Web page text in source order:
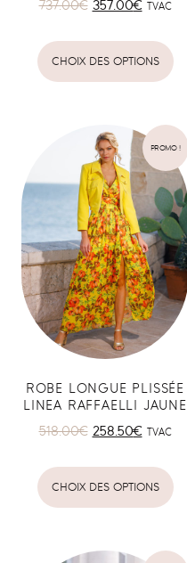
737.00€ 357.00€ TVAC
CHOIX DES OPTIONS
PROMO !
ROBE LONGUE PLISSÉE
LINEA RAFFAELLI JAUNE
518.00€ 258.50€ TVAC
CHOIX DES OPTIONS